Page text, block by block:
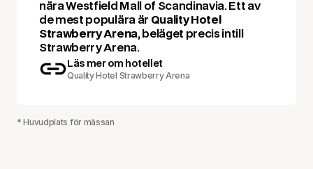
nära Westfield Mall of Scandinavia. Ett av
de mest populära är Quality Hotel
Strawberry Arena, beläget precis intill
Strawberry Arena.
Läs mer om hotellet
Quality Hotel Strawberry Arena
* Huvudplats för mässan